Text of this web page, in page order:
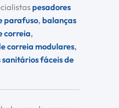
pesadores
parafuso, balanças
correia,
correia modulares,
fáceis de